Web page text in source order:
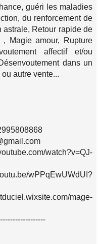
guéri les maladies
du renforcement de
astrale, Retour rapide de
Magie amour, Rupture
affectif et/ou
dans un
autre vente...
watch?v=QJ-
wPPqEwUWdUI?
mage-